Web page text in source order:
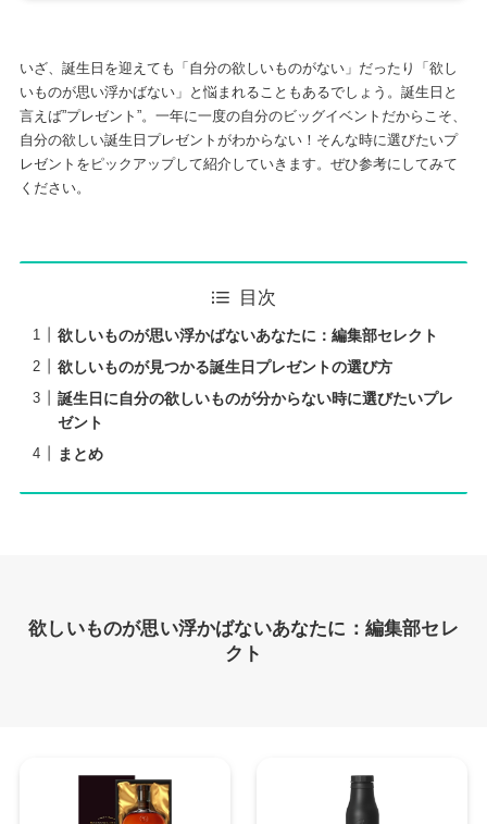
いざ、誕生日を迎えても「自分の欲しいものがない」だったり「欲し
いものが思い浮かばない」と悩まれることもあるでしょう。誕生日と
言えば”プレゼント”。一年に一度の自分のビッグイベントだからこそ、
自分の欲しい誕生日プレゼントがわからない！そんな時に選びたいプ
レゼントをピックアップして紹介していきます。ぜひ参考にしてみて
ください。
目次
欲しいものが思い浮かばないあなたに：編集部セレクト
欲しいものが見つかる誕生日プレゼントの選び方
誕生日に自分の欲しいものが分からない時に選びたいプレ
ゼント
まとめ
欲しいものが思い浮かばないあなたに：編集部セレ
クト